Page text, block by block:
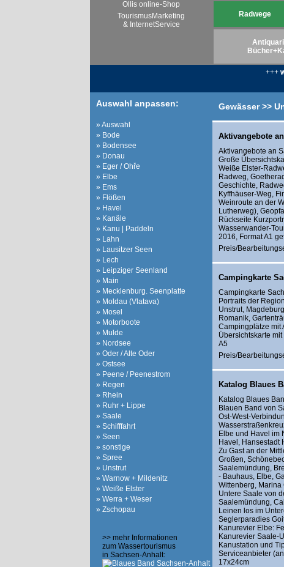
Ollis online-Shop
TourismusMarketing
& InternetService
Radwege
+++
Auswahl anpassen:
» Auswahl
» Bode
» Bodensee
» Donau
» Eger / Ohře
» Elbe
» Ems
» Flößen
» Havel
» Kanäle
» Kanu | Paddeln
» Lahn
» Lausitzer Seen
» Lech
» Leipziger Seenland
» Main
» Mecklenburg. Seenplatte
» Moldau (Vlatava)
» Mosel
» Motorboote
» Mulde
» Nordsee
» Oder / Alte Oder
» Ostsee
» Peene / Peenestrom
» Regen
» Rhein
» Ruhr + Lippe
» Saale
» Schifffahrt
» Seen
» sonstige
» Spree
» Unstrut
» Warnow + Mildenitz
» Weiße Elster
» Werra + Weser
» Zschopau
>> mehr Informationen
zum Wassertourismus
in Sachsen-Anhalt:
Gewässer >>
Aktivangebote
Aktivangebote an
Große
Weiße Elster-
Radweg,
Geschichte,
Kyffhäuser-Weg,
Weinroute an der
Lutherweg),
Rückseite
Wasserwander-
2016, Format A1
Preis/
Campingkarte
Campingkarte
Portraits der
Unstrut,
Romanik,
Campingplätze mit
Übersichtskarte
A5
Preis/
Katalog Blaues
Katalog Blaues
Blauen Band von
Ost-West-
Elbe und Havel im
Havel, Hansestadt
Zu Gast an der
Großen,
Saalemündung,
- Bauhaus, Elbe,
Wittenberg, Marina
Untere Saale von
Saalemündung,
Leinen los im
Seglerparadies
Kanurevier Elbe:
Kanurevier Saale-
Kanustation und
Serviceanbieter
17x24cm